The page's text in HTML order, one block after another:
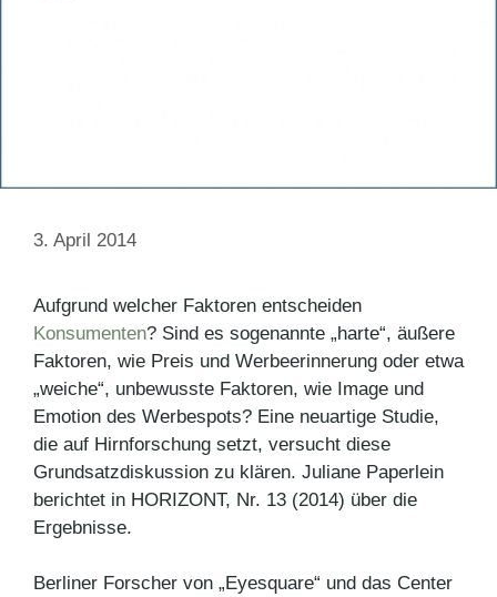
3. April 2014
Aufgrund welcher Faktoren entscheiden
Konsumenten? Sind es sogenannte „harte“, äußere
Faktoren, wie Preis und Werbeerinnerung oder etwa
„weiche“, unbewusste Faktoren, wie Image und
Emotion des Werbespots? Eine neuartige Studie,
die auf Hirnforschung setzt, versucht diese
Grundsatzdiskussion zu klären. Juliane Paperlein
berichtet in HORIZONT, Nr. 13 (2014) über die
Ergebnisse.
Berliner Forscher von „Eyesquare“ und das Center